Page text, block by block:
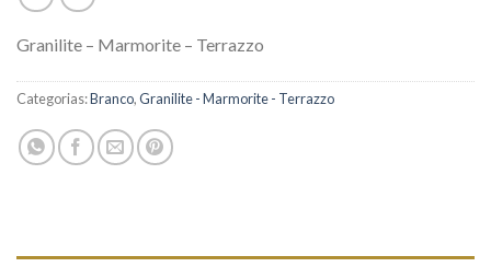
Granilite – Marmorite – Terrazzo
Categorias:Branco,Granilite - Marmorite - Terrazzo